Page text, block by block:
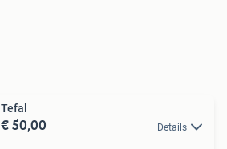
Tefal
€ 50,00 Details